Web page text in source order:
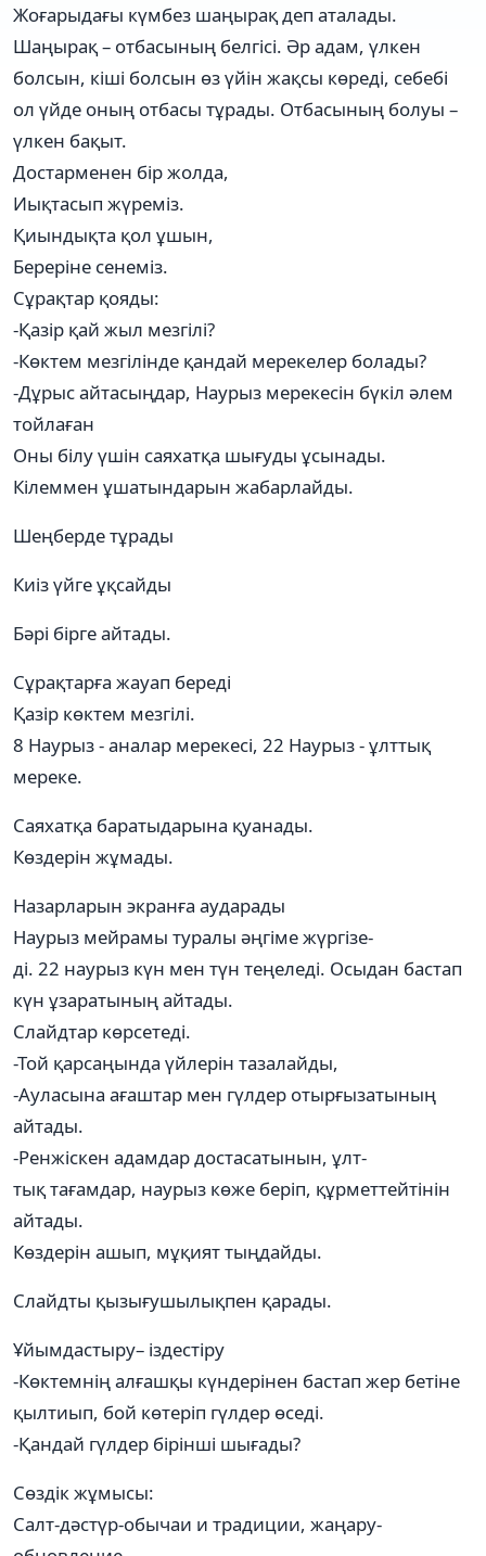
Жоғарыдағы күмбез шаңырақ деп аталады.
Шаңырақ – отбасының белгiсi. Әр адам, үлкен
болсын, кіші болсын өз үйін жақсы көреді, себебі
ол үйде оның отбасы тұрады. Отбасының болуы –
үлкен бақыт.
Достарменен бiр жолда,
Иықтасып жүремiз.
Қиындықта қол ұшын,
Берерiне сенемiз.
Сұрақтар қояды:
-Қазір қай жыл мезгілі?
-Көктем мезгілінде қандай мерекелер болады?
-Дұрыс айтасыңдар, Наурыз мерекесін бүкіл әлем
тойлаған
Оны білу үшін саяхатқа шығуды ұсынады.
Кілеммен ұшатындарын жабарлайды.
Шеңберде тұрады
Киіз үйге ұқсайды
Бәрі бірге айтады.
Сұрақтарға жауап береді
Қазір көктем мезгілі.
8 Наурыз - аналар мерекесі, 22 Наурыз - ұлттық
мереке.
Саяхатқа баратыдарына қуанады.
Көздерін жұмады.
Назарларын экранға аударады
Наурыз мейрамы туралы әңгіме жүргізе-
ді. 22 наурыз күн мен түн теңеледі. Осыдан бастап
күн ұзаратының айтады.
Слайдтар көрсетеді.
-Той қарсаңында үйлерін тазалайды,
-Ауласына ағаштар мен гүлдер отырғызатының
айтады.
-Ренжіскен адамдар достасатынын, ұлт-
тық тағамдар, наурыз көже беріп, құрметтейтінін
айтады.
Көздерін ашып, мұқият тыңдайды.
Слайдты қызығушылықпен қарады.
Ұйымдастыру– іздестіру
-Көктемнің алғашқы күндерінен бастап жер бетіне
қылтиып, бой көтеріп гүлдер өседі.
-Қандай гүлдер бірінші шығады?
Сөздік жұмысы:
Салт-дәстүр-обычаи и традиции, жаңару-